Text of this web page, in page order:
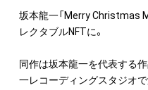
坂本龍一「Merry Christmas
レクタブルNFTに。
同作は坂本龍一を代表する
一レコーディングスタジオ